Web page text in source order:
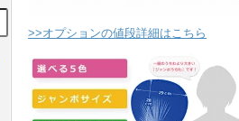
>>オプションの値段詳細はこちら